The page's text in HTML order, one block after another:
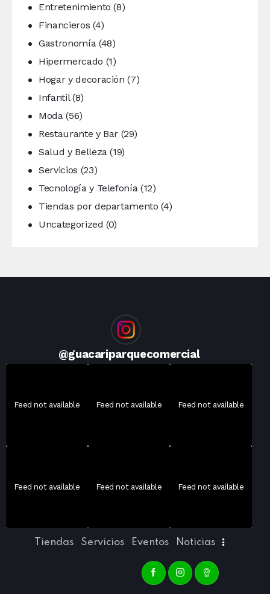
Entretenimiento (8)
Financieros (4)
Gastronomía (48)
Hipermercado (1)
Hogar y decoración (7)
Infantil (8)
Moda (56)
Restaurante y Bar (29)
Salud y Belleza (19)
Servicios (23)
Tecnología y Telefonía (12)
Tiendas por departamento (4)
Uncategorized (0)
@guacariparquecomercial
Feed not available Feed not available Feed not available
Feed not available Feed not available Feed not available
Tiendas Servicios Eventos Noticias